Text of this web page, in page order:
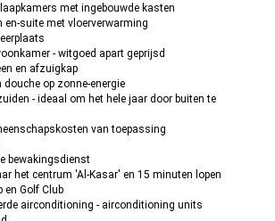
met ingebouwde kasten
en-suite met vloerverwarming
- witgoed apart geprijsd
en afzuigkap
douche op zonne-energie
- ideaal om het hele jaar door buiten te
van toepassing
bewakingsdienst
het centrum 'Al-Kasar' en 15 minuten lopen
en Golf Club
airconditioning - airconditioning units